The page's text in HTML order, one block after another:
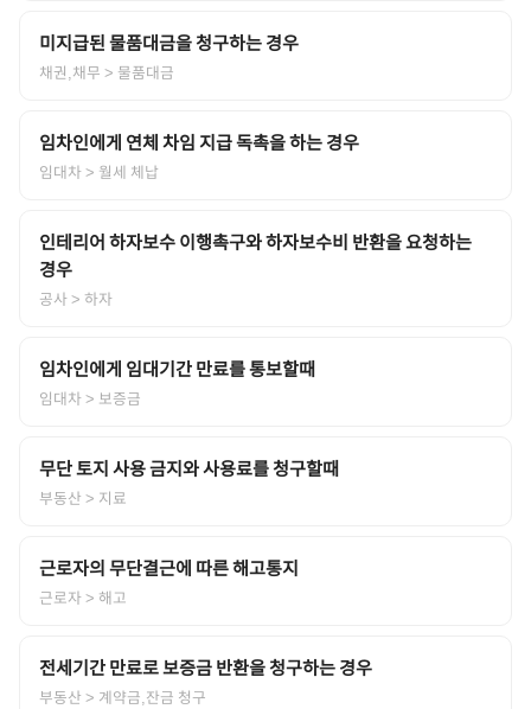
미지급된 물품대금을 청구하는 경우
채권,채무 > 물품대금
임차인에게 연체 차임 지급 독촉을 하는 경우
임대차> 월세 체납
인테리어 하자보수 이행촉구와 하자보수비 반환을 요청하는
경우
공사> 하자
임차인에게 임대기간 만료를 통보할때
임대차> 보증금
무단 토지 사용 금지와 사용료를 청구할때
부동산 > 지료
근로자의 무단결근에 따른 해고통지
근로자> 해고
전세기간 만료로 보증금 반환을 청구하는 경우
부동산 > 계약금,잔금 청구